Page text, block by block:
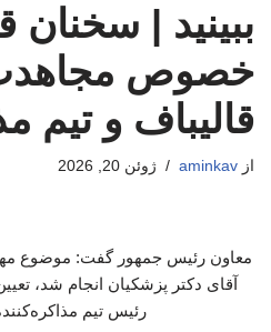
ببینید | سخنان
خصوص
قالیباف و تیم
از aminkav ژوئن 20, 2026
معاون رئیس جمهور گفت: موضوع مهم
آقای دکتر پزشکیان انجام شد،
رئیس تیم